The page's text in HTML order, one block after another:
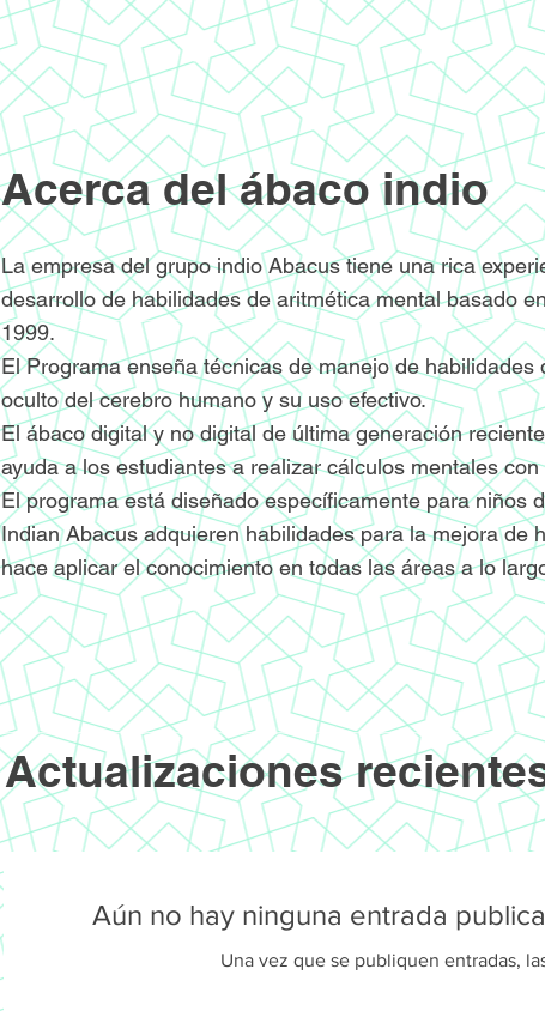
Acerca del ábaco indio
La empresa del grupo indio Abacus tiene una rica
desarrollo de habilidades de aritmética mental basado
1999.
El Programa enseña técnicas de manejo de
oculto del cerebro humano y su uso efectivo.
El ábaco digital y no digital de última generación
ayuda a los estudiantes a realizar cálculos mentales
El programa está diseñado específicamente para niños
Indian Abacus adquieren habilidades para la mejora de
hace aplicar el conocimiento en todas las áreas a lo
Actualizaciones
Aún no hay ninguna entrada
Una vez que se publiquen entradas,